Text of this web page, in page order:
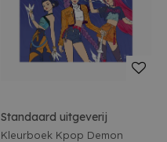
Standaard uitgeverij
Kleurboek Kpop Demon